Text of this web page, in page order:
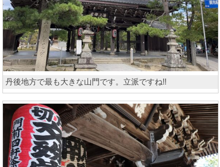
丹後地方で最も大きな山門です。立派ですね!!